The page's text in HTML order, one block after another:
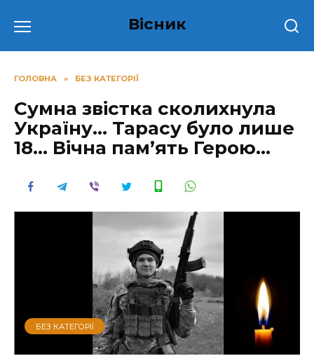
до
Вісник
ГОЛОВНА » БЕЗ КАТЕГОРІЇ
Сумна звістка сколихнула
Україну… Тарасу було лише
18… Вічна пам’ять Герою…
БЕЗ КАТЕГОРІЇ